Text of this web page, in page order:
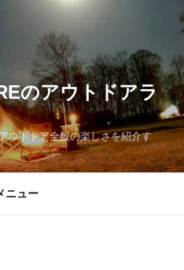
のアウトドアラ
ウトドア全般の楽しさを紹介す
ニュー